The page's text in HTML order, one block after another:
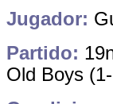
Jugador:
Partido:
Old Boys